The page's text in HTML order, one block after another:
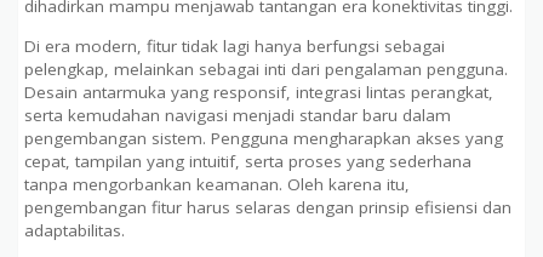
dihadirkan mampu menjawab tantangan era konektivitas tinggi.
Di era modern, fitur tidak lagi hanya berfungsi sebagai
pelengkap, melainkan sebagai inti dari pengalaman pengguna.
Desain antarmuka yang responsif, integrasi lintas perangkat,
serta kemudahan navigasi menjadi standar baru dalam
pengembangan sistem. Pengguna mengharapkan akses yang
cepat, tampilan yang intuitif, serta proses yang sederhana
tanpa mengorbankan keamanan. Oleh karena itu,
pengembangan fitur harus selaras dengan prinsip efisiensi dan
adaptabilitas.